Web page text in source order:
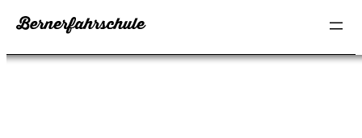
Zum
Inhalt